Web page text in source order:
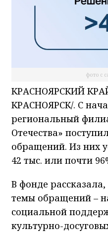
фото с
КРАСНОЯРСКИЙ
КРАСНОЯРСК/. С
региональный
Отечества»
обращений. Из них
42 тыс. или почти
В фонде
темы обращений –
социальной
культурно-